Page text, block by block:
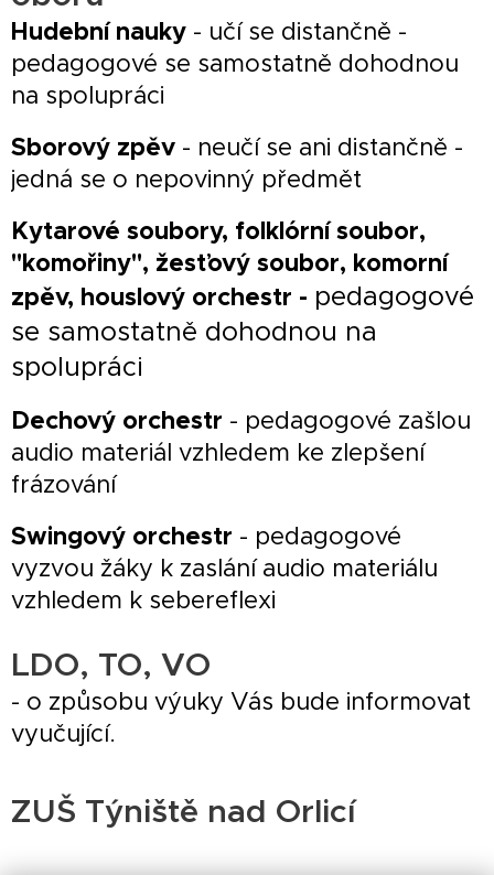
Hudební nauky - učí se distančně -
pedagogové se samostatně dohodnou
na spolupráci
Sborový zpěv - neučí se ani distančně -
jedná se o nepovinný předmět
Kytarové soubory, folklórní soubor,
"komořiny", žesťový soubor, komorní
zpěv, houslový orchestr - pedagogové
se samostatně dohodnou na
spolupráci
Dechový orchestr - pedagogové zašlou
audio materiál vzhledem ke zlepšení
frázování
Swingový orchestr - pedagogové
vyzvou žáky k zaslání audio materiálu
vzhledem k sebereflexi
LDO, TO, VO
- o způsobu výuky Vás bude informovat
vyučující.
ZUŠ Týniště nad Orlicí